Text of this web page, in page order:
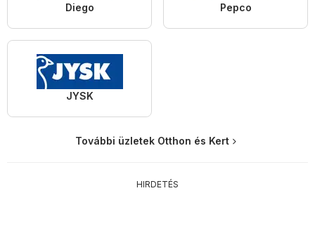
Diego Pepco
JYSK
További üzletek Otthon és Kert
HIRDETÉS